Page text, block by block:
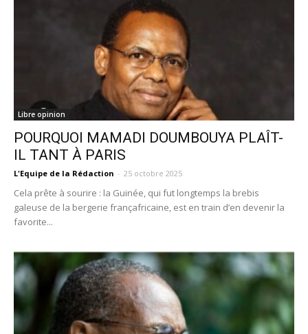
Libre opinion
POURQUOI MAMADI DOUMBOUYA PLAÎT-
IL TANT À PARIS
L'Equipe de la Rédaction - 25 octobre 2025
Cela prête à sourire : la Guinée, qui fut longtemps la brebis
galeuse de la bergerie françafricaine, est en train d’en devenir la
favorite...